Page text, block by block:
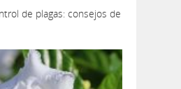
de plagas: consejos de